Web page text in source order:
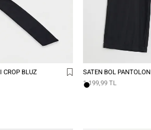
CROP BLUZ
SATEN BOL PANTOLON
1.199,99 TL